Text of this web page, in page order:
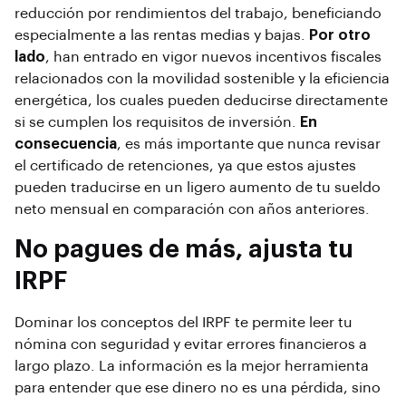
reducción por rendimientos del trabajo, beneficiando
especialmente a las rentas medias y bajas.
Por otro
lado, han entrado en vigor nuevos incentivos fiscales
relacionados con la movilidad sostenible y la eficiencia
energética, los cuales pueden deducirse directamente
si se cumplen los requisitos de inversión.
En
consecuencia, es más importante que nunca revisar
el certificado de retenciones, ya que estos ajustes
pueden traducirse en un ligero aumento de tu sueldo
neto mensual en comparación con años anteriores.
No pagues de más, ajusta tu
IRPF
Dominar los conceptos del IRPF te permite leer tu
nómina con seguridad y evitar errores financieros a
largo plazo. La información es la mejor herramienta
para entender que ese dinero no es una pérdida, sino